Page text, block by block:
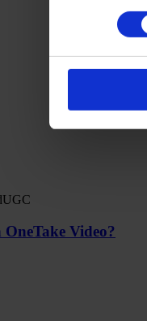
UGC
Video?